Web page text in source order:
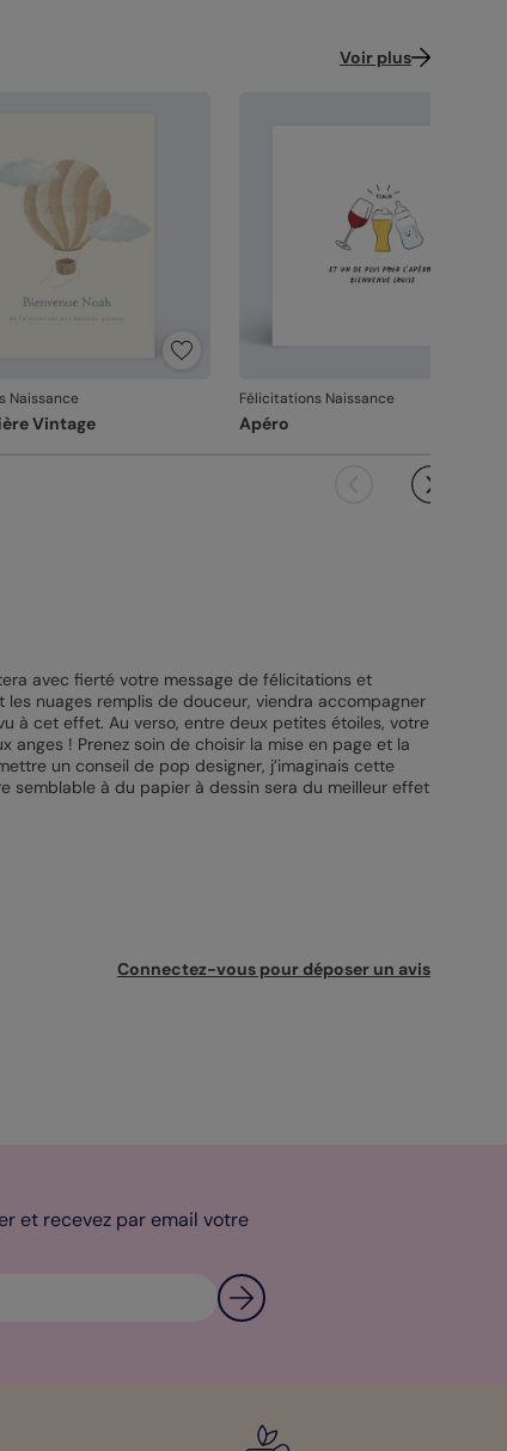
Voir plus
Naissance
Vintage
Félicitations Naissance
Apéro
avec fierté votre message de félicitations et
nuages remplis de douceur, viendra accompagner
à cet effet. Au verso, entre deux petites étoiles, votre
! Prenez soin de choisir la mise en page et la
un conseil de pop designer, j’imaginais cette
semblable à du papier à dessin sera du meilleur effet
Connectez-vous pour déposer un avis
et recevez par email votre